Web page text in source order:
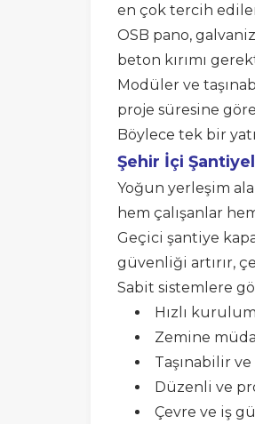
en çok tercih
OSB pano,
beton kırımı
Modüler ve
proje süresine
Böylece tek bir
Şehir İçi
Yoğun yerleşim
hem çalışanlar
Geçici şantiye
güvenliği artırır,
Sabit sistemlere
Hızlı
Zemine
Taşınabilir
Düzenli ve
Çevre ve iş